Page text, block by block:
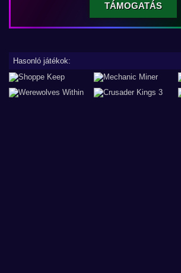
TÁMOGATÁS
Hasonló játékok: